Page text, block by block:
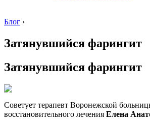
Блог ›
Затянувшийся фарингит
Затянувшийся фарингит
Советует терапевт Воронежской
восстановительного лечения Елена